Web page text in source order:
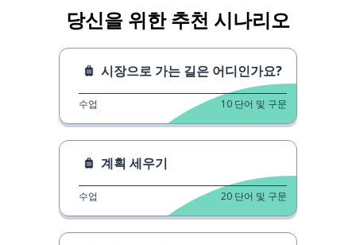
당신을 위한 추천 시나리오
시장으로 가는 길은 어디인가요?
수업 10 단어 및 구문
계획 세우기
수업 20 단어 및 구문